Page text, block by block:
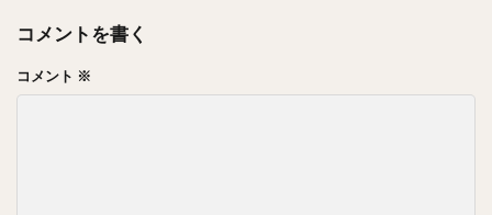
コメントを書く
コメント ※